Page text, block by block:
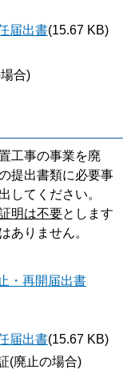
届出書(15.67 KB)
合)
工事の事業を廃
提出書類に必要事
してください。
明は不要とします
ありません。
・再開届出書
届出書(15.67 KB)
(廃止の場合)